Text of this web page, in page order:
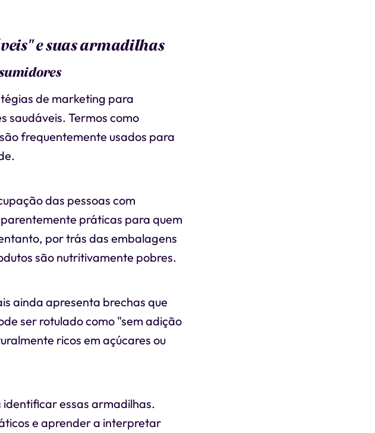
e suas armadilhas
de marketing para
saudáveis. Termos como
frequentemente usados para
das pessoas com
práticas para quem
por trás das embalagens
são nutritivamente pobres.
ainda apresenta brechas que
ser rotulado como "sem adição
ricos em açúcares ou
essas armadilhas.
e aprender a interpretar